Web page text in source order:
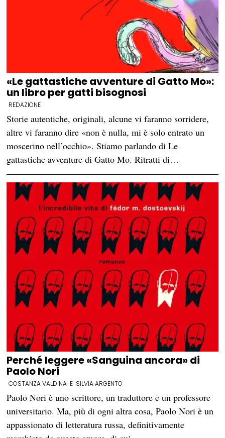
«Le gattastiche avventure di Gatto Mo»:
un libro per gatti bisognosi
REDAZIONE
Storie autentiche, originali, alcune vi faranno sorridere,
altre vi faranno dire «non è nulla, mi è solo entrato un
moscerino nell’occhio». Stiamo parlando di Le
gattastiche avventure di Gatto Mo. Ritratti di…
Perché leggere «Sanguina ancora» di
Paolo Nori
COSTANZA VALDINA E SILVIA ARGENTO
Paolo Nori è uno scrittore, un traduttore e un professore
universitario. Ma, più di ogni altra cosa, Paolo Nori è un
appassionato di letteratura russa, definitivamente